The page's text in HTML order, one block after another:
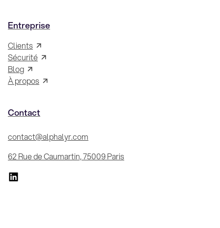
Entreprise
Clients
Sécurité
Blog
À propos
Contact
contact@alphalyr.com
62 Rue de Caumartin, 75009 Paris